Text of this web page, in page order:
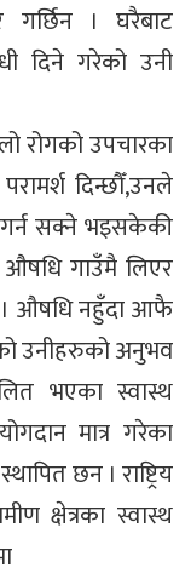
गर्छिन । घरैबाट
दिने गरेको उनी
रोगको उपचारका
दिन्छौँ,उनले
गर्न सक्ने भइसकेकी
औषधि गाउँमै लिएर
। औषधि नहुँदा आफै
उनीहरुको अनुभव
भएका स्वास्थ
मात्र गरेका
छन । राष्ट्रिय
क्षेत्रका स्वास्थ